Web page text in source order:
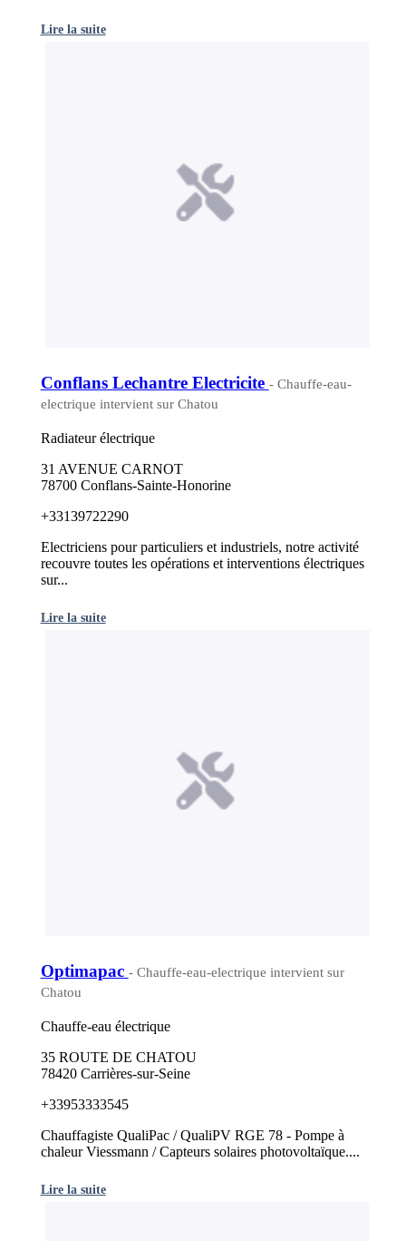
Lire la suite
Conflans Lechantre Electricite - Chauffe-eau-
electrique intervient sur Chatou
Radiateur électrique
31 AVENUE CARNOT
78700 Conflans-Sainte-Honorine
+33139722290
Electriciens pour particuliers et industriels, notre activité
recouvre toutes les opérations et interventions électriques
sur...
Lire la suite
Optimapac - Chauffe-eau-electrique intervient sur
Chatou
Chauffe-eau électrique
35 ROUTE DE CHATOU
78420 Carrières-sur-Seine
+33953333545
Chauffagiste QualiPac / QualiPV RGE 78 - Pompe à
chaleur Viessmann / Capteurs solaires photovoltaïque....
Lire la suite